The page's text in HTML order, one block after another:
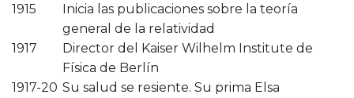
1915
Inicia las publicaciones sobre la teoría
general de la relatividad
1917
Director del Kaiser Wilhelm Institute de
Física de Berlín
1917-20 Su salud se resiente. Su prima Elsa